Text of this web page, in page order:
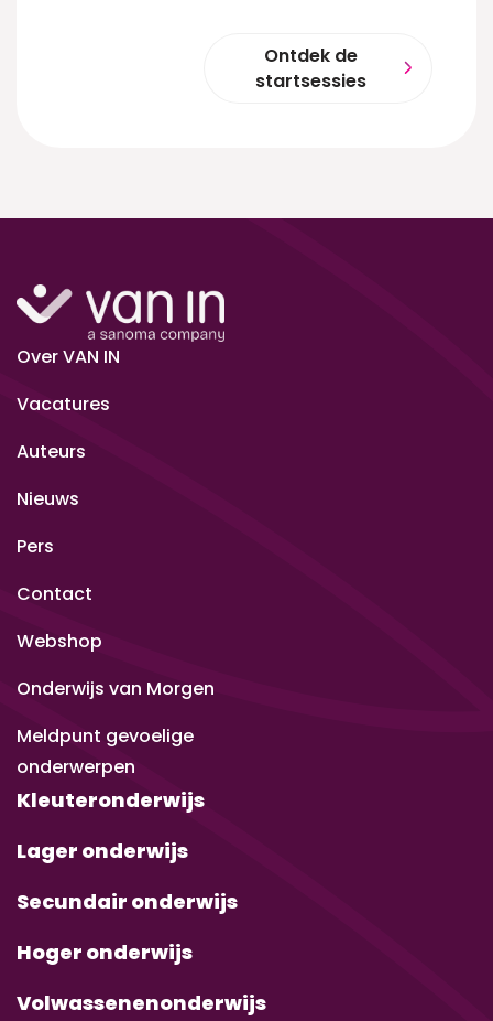
Ontdek de
startsessies
Over VAN IN
Vacatures
Auteurs
Nieuws
Pers
Contact
Webshop
Onderwijs van Morgen
Meldpunt gevoelige
onderwerpen
Kleuteronderwijs
Lager onderwijs
Secundair onderwijs
Hoger onderwijs
Volwassenenonderwijs